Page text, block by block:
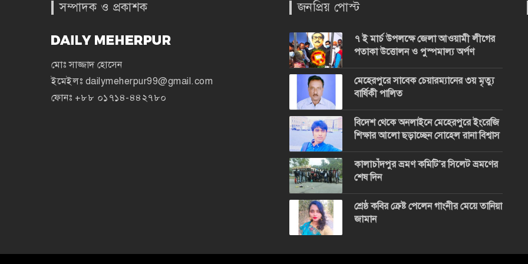
সম্পাদক ও প্রকাশক
মোঃ সাজ্জাদ হোসেন
ইমেইলঃ dailymeherpur99@gmail.com
ফোনঃ +৮৮ ০১৭১৪-৪৪২৭৮০
জনপ্রিয় পোস্ট
৭ ই মার্চ উপলক্ষে জেলা আওয়ামী লীগের
পতাকা উত্তোলন ও পুস্পমাল্য অর্পণ
মেহেরপুরে সাবেক চেয়ারম্যানের ৩য় মৃত্যু
বার্ষিকী পালিত
বিদেশ থেকে অনলাইনে মেহেরপুরে ইংরেজি
শিক্ষার আলো ছড়াচ্ছেন সোহেল রানা বিশ্বাস
কালাচাঁদপুর ভ্রমণ কমিটি’র সিলেট ভ্রমণের
শেষ দিন
শ্রেষ্ঠ কবির ক্রেষ্ট পেলেন গাংনীর মেয়ে তানিয়া
জামান